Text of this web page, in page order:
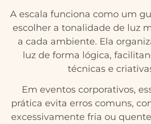
A escala funciona como um
escolher a tonalidade de luz
a cada ambiente. Ela
luz de forma lógica,
técnicas e
Em eventos corporativos,
prática evita erros comuns,
excessivamente fria ou